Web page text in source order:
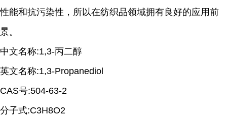
性能和抗污染性，所以在纺织品领域拥有良好的应用前
景。
中文名称:1,3-丙二醇
英文名称:1,3-Propanediol
CAS号:504-63-2
分子式:C3H8O2